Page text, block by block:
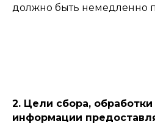
должно быть немедленно
2. Цели сбора,
информации